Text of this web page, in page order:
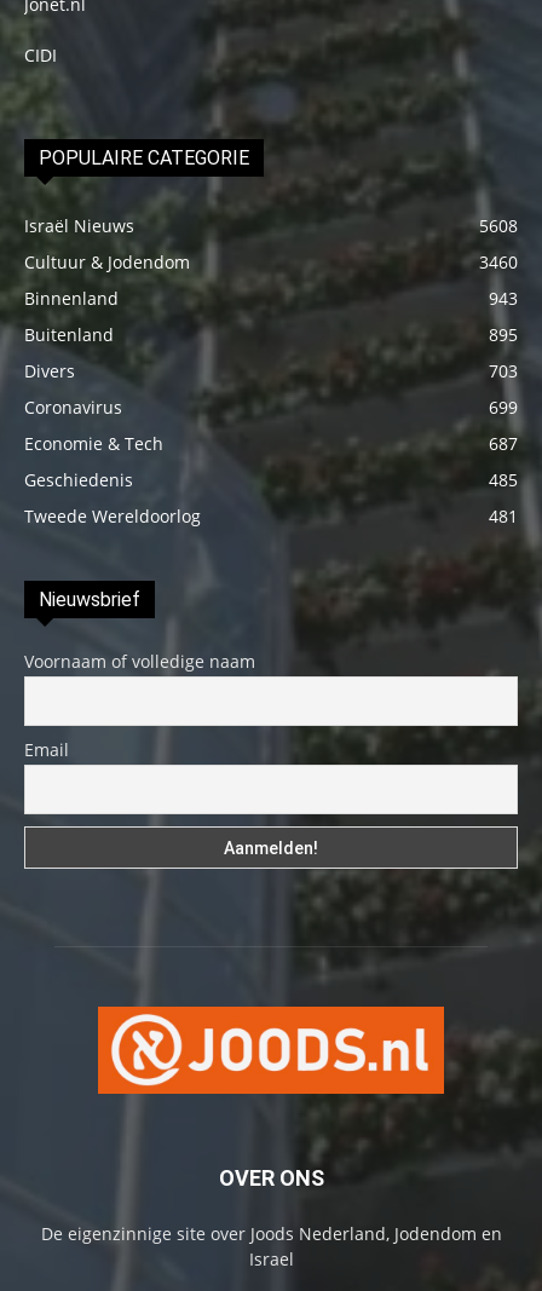
CIDI
POPULAIRE CATEGORIE
Israël Nieuws
5608
Cultuur & Jodendom
3460
Binnenland
943
Buitenland
895
Divers
703
Coronavirus
699
Economie & Tech
687
Geschiedenis
485
Tweede Wereldoorlog
481
Nieuwsbrief
Voornaam of volledige naam
Email
OVER ONS
De eigenzinnige site over Joods Nederland, Jodendom en
Israel